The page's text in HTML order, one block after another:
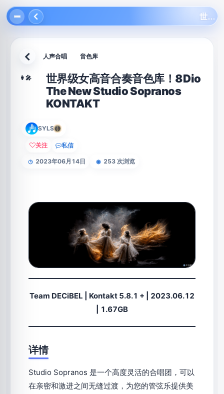
返回 人声合唱 音色库
👩‍🎤
世界级女高音合奏音色库！8Dio
The New Studio Sopranos
KONTAKT
SYLS
关注 私信
◷ 2023年06月14日 ◉ 253 次浏览
Team DECiBEL Kontakt 5.8.1 + | 2023.06.12
| 1.67GB
详情
Studio Sopranos 是一个高度灵活的合唱团，可以
在亲密和激进之间无缝过渡，为您的管弦乐提供美
世界级女高音合奏音色库！8Dio The New Studio Sopranos KONTAKT